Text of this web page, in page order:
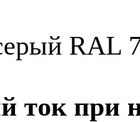
RAL
ток при